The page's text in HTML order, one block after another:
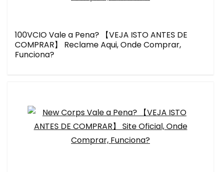
100VCIO Vale a Pena? 【VEJA ISTO ANTES DE
COMPRAR】 Reclame Aqui, Onde Comprar,
Funciona?